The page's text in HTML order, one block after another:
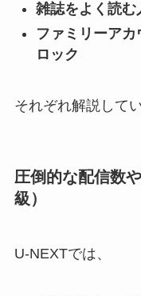
雑誌をよく読む
ファミリーア
ロック
それぞれ解説して
圧倒的な配信数
級）
U-NEXTでは、